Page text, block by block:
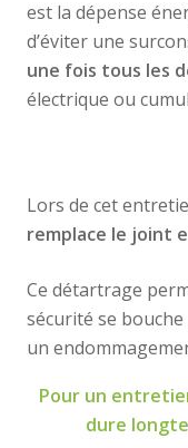
est la dépense
d’éviter une
une fois tous les
électrique ou
Lors de cet
remplace le joint
Ce détartrage
sécurité se
un
Pour un
dure